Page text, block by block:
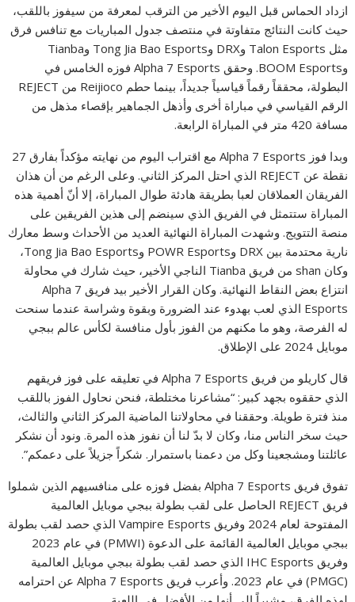
ازداد الحماس قبل اليوم الأخير من الترقب لمعرفة من سيفوز باللقب،
حيث كانت النتائج متفاوتة في منتصف جدول المباريات مع تنافس فرق
مثل Talon Esports وDRX وTong Jia Bao Esports وTianba
وBOOM Esports. وحقق Alpha 7 Esports فوزه الخامس في
البطولة، محققاً رقماً قياسياً جديداً، بينما حطم Reijioco من REJECT
الرقم القياسي في مباراة أخرى وأذهل الجماهير بإقصاء مذهل من
مسافة 420 متر في المباراة الرابعة.
وبدا فوز Alpha 7 Esports مع اقتراب اليوم من نهايته مؤكداً بفارق 27
نقطة عن REJECT الذي احتل المركز الثاني. وعلى الرغم من أن هذان
الفريقان العملاقان لعبا بطريقة هادئة طوال المباراة، إلا أنّ أهمية هذه
المباراة ستتمثل في الفريق الذي سينضم إلى هذين الفريقين على
منصة التتويج. وشهدت المباراة النهائية العديد من الأحداث وسط معارك
نارية محتدمة بين DRX وPOWR Esports وTong Jia Bao Esports،
وكان shan من فريق Tianba الناجي الأخير، حيث شارك في محاولة
انتزاع بعض النقاط النهائية. وكان القرار الأخير بيد فريق Alpha 7
Esports الذي لعب بهدوء عند الضرورة وبقوة وشراسة عندما سنحت
له الفرصة، وهو ما مكنهم من الفوز بأول منافسة لكأس عالم ببجي
موبايل 2024 على الإطلاق.
قال كاريلو من فريق Alpha 7 Esports في تعليقه على فوز فريقهم
الذي حققوه بجهد كبير: “مشاعرنا مختلطة، فنحن نحاول الفوز باللقب
منذ فترة طويلة. وحققنا في محاولاتنا الماضية المركز الثاني والثالث،
حيث سخر الناس منا، وكان لا بدّ لنا أن نفوز هذه المرة. ونود أن نشكر
عائلتنا ومشجعينا وكل من دعمنا باستمرار. شكراً جزيلاً على دعمكم”.
تفوق فريق Alpha 7 Esports بفضل فوزه على منافسيهم الذين شملوا
فريق REJECT الحاصل على لقب بطولة ببجي موبايل العالمية
المفتوحة لعام 2024 وفريق Vampire Esports الذي حصد لقب بطولة
ببجي موبايل العالمية القائمة على الدعوة (PMWI) في عام 2023
وفريق IHC Esports الذي حصد لقب بطولة ببجي موبايل العالمية
(PMGC) في عام 2023. وأعرب فريق Alpha 7 Esports عن احترامه